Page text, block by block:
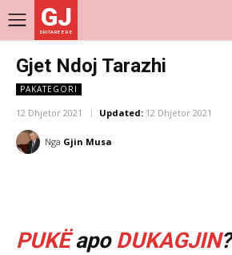
GJ
DRITARE E RE
Gjet Ndoj Tarazhi
PAKATEGORI
12 Dhjetor 2021 Updated: 12 Dhjetor 2021
Nga Gjin Musa
PUKËapoDUKAGJIN?